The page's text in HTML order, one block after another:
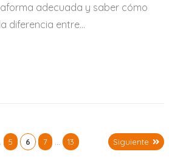
adecuada y saber cómo
diferencia entre…
5 6 7 13 Siguiente